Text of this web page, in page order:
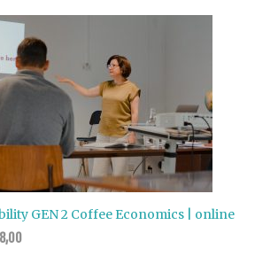
GEN 2 Coffee Economics | online